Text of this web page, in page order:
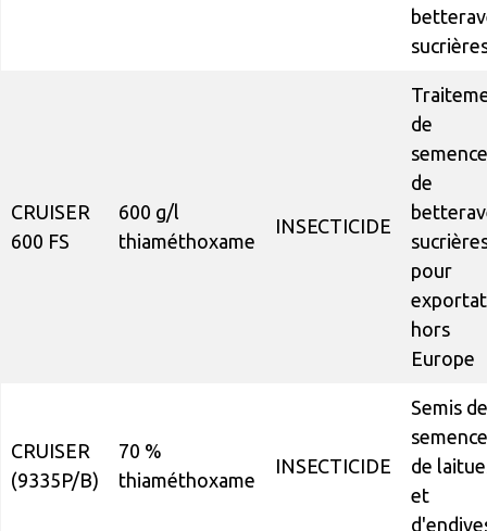
CRUISER
600 FS
600 g/l
thiaméthoxame
INSECTICIDE
de
de
pour
hors
Europe
CRUISER
(9335P/B)
70 %
thiaméthoxame
INSECTICIDE
Semis de
de
et